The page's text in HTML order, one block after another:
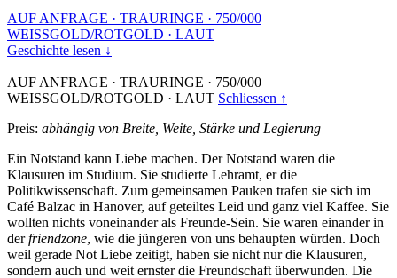
AUF ANFRAGE · TRAURINGE · 750/000
WEISSGOLD/ROTGOLD · LAUT
Geschichte lesen ↓
AUF ANFRAGE · TRAURINGE · 750/000
WEISSGOLD/ROTGOLD · LAUT Schliessen ↑
Preis: abhängig von Breite, Weite, Stärke und Legierung
Ein Notstand kann Liebe machen. Der Notstand waren die
Klausuren im Studium. Sie studierte Lehramt, er die
Politikwissenschaft. Zum gemeinsamen Pauken trafen sie sich im
Café Balzac in Hanover, auf geteiltes Leid und ganz viel Kaffee. Sie
wollten nichts voneinander als Freunde-Sein. Sie waren einander in
derfriendzone, wie die jüngeren von uns behaupten würden. Doch
weil gerade Not Liebe zeitigt, haben sie nicht nur die Klausuren,
sondern auch und weit ernster die Freundschaft überwunden. Die